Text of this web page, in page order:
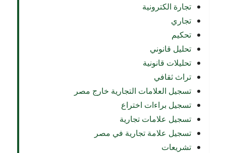
تجارة الكترونية
تجاري
تحكيم
تحليل قانوني
تحليلات قانونية
تراث ثقافي
تسجيل العلامات التجارية خارج مصر
تسجيل براءات اختراع
تسجيل علامات تجارية
تسجيل علامة تجارية في مصر
تشريعات